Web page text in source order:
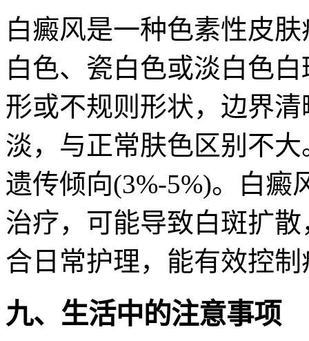
白癜风是一种色素性皮
白色、瓷白色或淡白色
形或不规则形状，边界
淡，与正常肤色区别不
遗传倾向(3%-5%)。白癜
治疗，可能导致白斑扩
合日常护理，能有效控制
九、生活中的注意事项